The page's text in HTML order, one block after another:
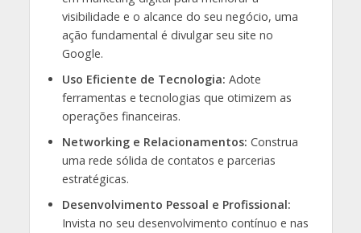
visibilidade e o alcance do seu negócio, uma
ação fundamental é divulgar seu site no
Google.
Uso Eficiente de Tecnologia: Adote
ferramentas e tecnologias que otimizem as
operações financeiras.
Networking e Relacionamentos: Construa
uma rede sólida de contatos e parcerias
estratégicas.
Desenvolvimento Pessoal e Profissional:
Invista no seu desenvolvimento contínuo e nas